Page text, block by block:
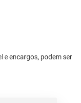
e encargos, podem ser